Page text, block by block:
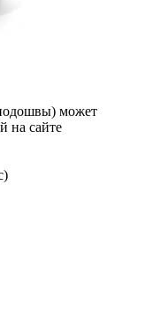
может
на сайте